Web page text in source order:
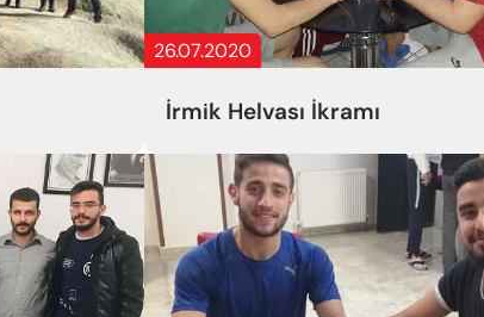
26.07.2020
İrmik Helvası İkramı